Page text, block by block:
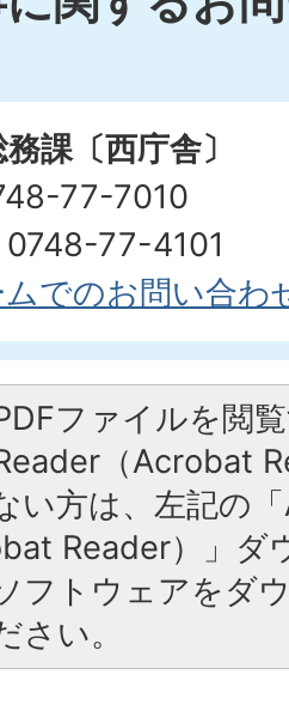
課〔西庁舎〕
77-7010
77-4101
でのお問い合わ
ファイルを閲
（Acrobat
い方は、左記の
Reader）」ダ
フトウェアをダ
さい。